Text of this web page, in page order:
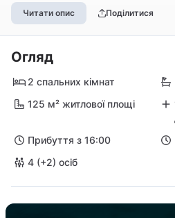
Читати опис Поділитися
Огляд
2 спальних кімнат
125 м² житлової площі
Прибуття з 16:00
4 (+2) осіб